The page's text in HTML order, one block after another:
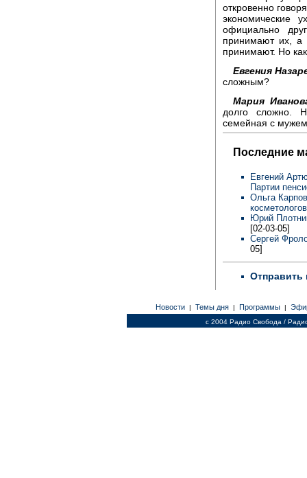
откровенно
экономические
официально
принимают их, а
принимают. Но
Евгения
сложным?
Мария
долго сложно.
семейная с
Последние
Евгений
Партии
Ольга
Юрий
[02-03-05]
Сергей
05]
Отправить
Новости | Темы дня | Программы |
c 2004 Радио Свобода /